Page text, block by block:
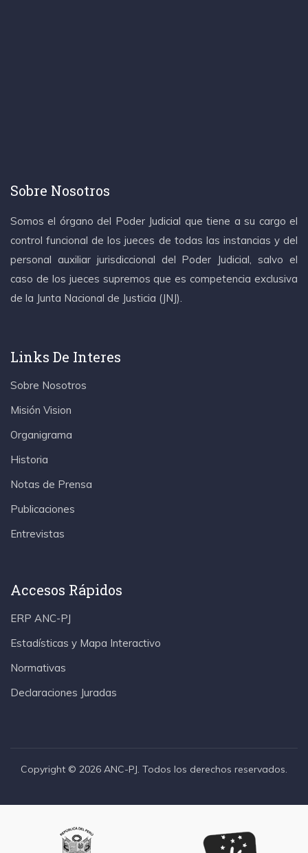
Sobre Nosotros
Somos el órgano del Poder Judicial que tiene a su cargo el
control funcional de los jueces de todas las instancias y del
personal auxiliar jurisdiccional del Poder Judicial, salvo el
caso de los jueces supremos que es competencia exclusiva
de la Junta Nacional de Justicia (JNJ).
Links De Interes
Sobre Nosotros
Misión Vision
Organigrama
Historia
Notas de Prensa
Publicaciones
Entrevistas
Accesos Rápidos
ERP ANC-PJ
Estadísticas y Mapa Interactivo
Normativas
Declaraciones Juradas
Copyright © 2026 ANC-PJ. Todos los derechos reservados.